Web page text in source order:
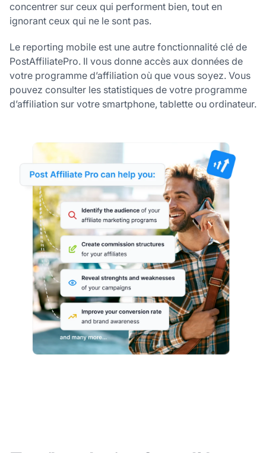
concentrer sur ceux qui performent bien, tout en
ignorant ceux qui ne le sont pas.
Le reporting mobile est une autre fonctionnalité clé de
PostAffiliatePro. Il vous donne accès aux données de
votre programme d’affiliation où que vous soyez. Vous
pouvez consulter les statistiques de votre programme
d’affiliation sur votre smartphone, tablette ou ordinateur.